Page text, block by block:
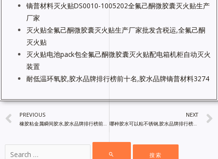
镝普材料灭火贴DS0010-1005202全氟己酮微胶囊灭火贴生产
厂家
灭火贴全氟己酮微胶囊灭火贴生产厂家批发含税运,全氟己酮
灭火贴
灭火贴电池pack包全氟己酮微胶囊灭火贴配电箱机柜自动灭火
装置
耐低温环氧胶,胶水品牌排行榜前十名,胶水品牌镝普材料3274
PREVIOUS
橡胶粘金属瞬间胶水,胶水品牌排行榜前十名,镝普材料
NEXT
哪种胶水可以粘不锈钢,胶水品牌排行榜前十名,镝普材料